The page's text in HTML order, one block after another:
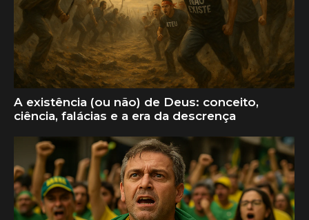
A existência (ou não) de Deus: conceito,
ciência, falácias e a era da descrença